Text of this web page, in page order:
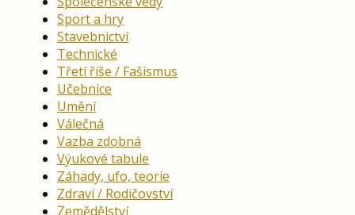
Sport a hry
Stavebnictví
Technické
Třetí říše / Fašismus
Učebnice
Umění
Válečná
Vazba zdobná
Výukové tabule
Záhady, ufo, teorie
Zdraví / Rodičovství
Zemědělství